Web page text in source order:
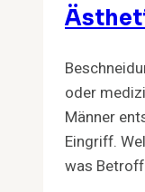
oder
Männer
Eingriff.
was